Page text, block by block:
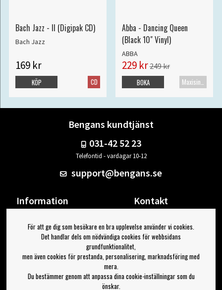
Bach Jazz - II (Digipak CD)
Bach Jazz
169 kr
CD
KÖP
Abba - Dancing Queen
(Black 10" Vinyl)
ABBA
229 kr249 kr
Maxisingel
BOKA
Bengans kundtjänst
031-42 52 23
Telefontid - vardagar 10-12
support@bengans.se
Information
Om Bengans
FAQ / Köp- & Leveransvillkor
Kontakt
Din sida
Logga ut
Jag vill ha tips från Bengans
För att ge dig som besökare en bra upplevelse använder vi cookies.
Det handlar dels om nödvändiga cookies för webbsidans
grundfunktionalitet,
men även cookies för prestanda, personalisering, marknadsföring med
mera.
Du bestämmer genom att anpassa dina cookie-inställningar som du
önskar.